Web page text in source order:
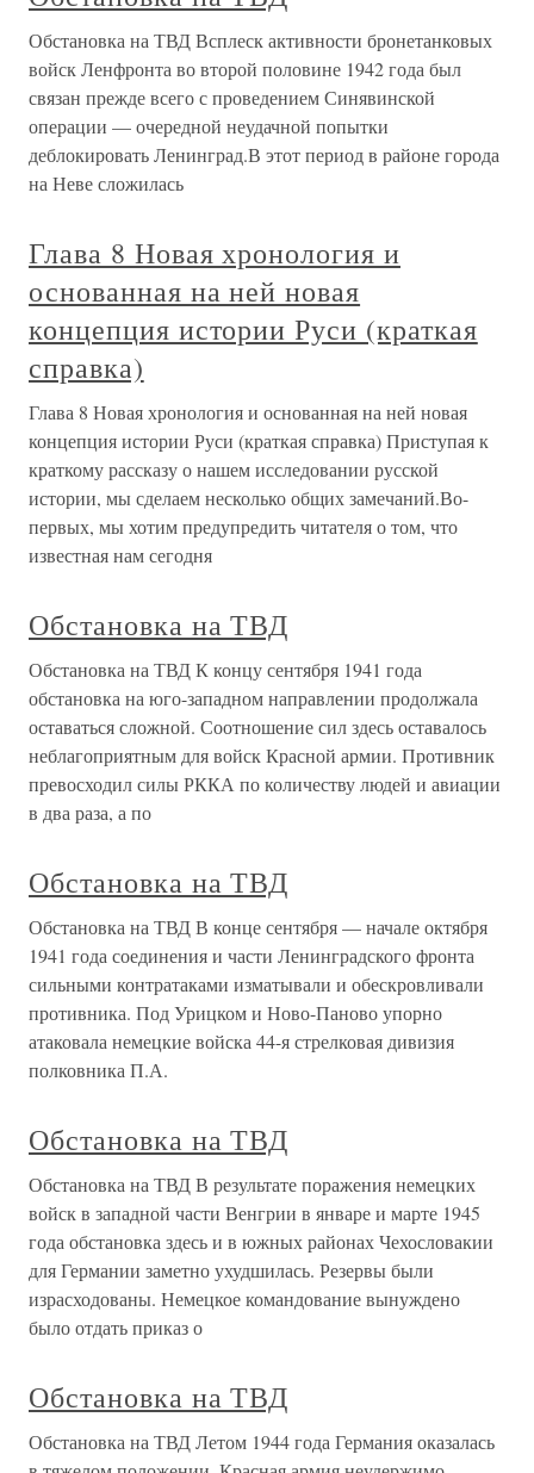
Обстановка на ТВД Всплеск активности бронетанковых
войск Ленфронта во второй половине 1942 года был
связан прежде всего с проведением Синявинской
операции — очередной неудачной попытки
деблокировать Ленинград.В этот период в районе города
на Неве сложилась
Глава 8 Новая хронология и
основанная на ней новая
концепция истории Руси (краткая
справка)
Глава 8 Новая хронология и основанная на ней новая
концепция истории Руси (краткая справка) Приступая к
краткому рассказу о нашем исследовании русской
истории, мы сделаем несколько общих замечаний.Во-
первых, мы хотим предупредить читателя о том, что
известная нам сегодня
Обстановка на ТВД
Обстановка на ТВД К концу сентября 1941 года
обстановка на юго-западном направлении продолжала
оставаться сложной. Соотношение сил здесь оставалось
неблагоприятным для войск Красной армии. Противник
превосходил силы РККА по количеству людей и авиации
в два раза, а по
Обстановка на ТВД
Обстановка на ТВД В конце сентября — начале октября
1941 года соединения и части Ленинградского фронта
сильными контратаками изматывали и обескровливали
противника. Под Урицком и Ново-Паново упорно
атаковала немецкие войска 44-я стрелковая дивизия
полковника П.А.
Обстановка на ТВД
Обстановка на ТВД В результате поражения немецких
войск в западной части Венгрии в январе и марте 1945
года обстановка здесь и в южных районах Чехословакии
для Германии заметно ухудшилась. Резервы были
израсходованы. Немецкое командование вынуждено
было отдать приказ о
Обстановка на ТВД
Обстановка на ТВД Летом 1944 года Германия оказалась